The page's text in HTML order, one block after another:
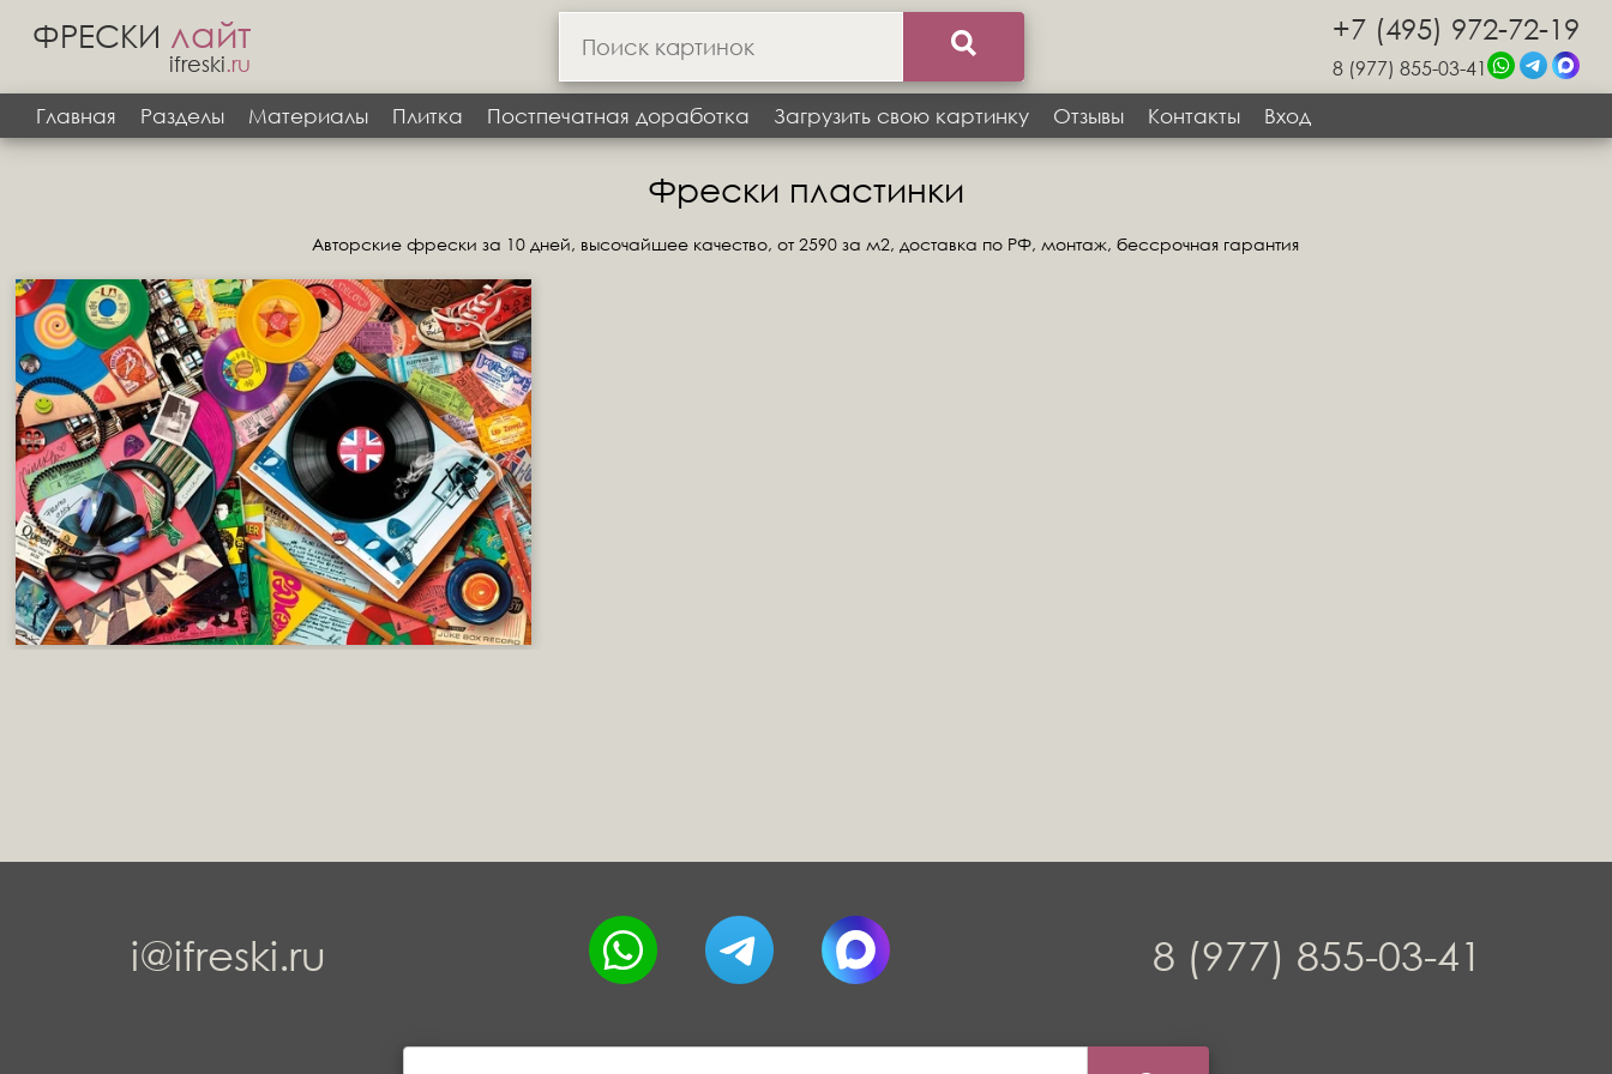
ФРЕСКИ лайт
ifreski.ru
+7 (495) 972-72-19
8 (977) 855-03-41
Главная
Разделы Материалы Плитка Постпечатная доработка Загрузить свою картинку Отзывы Контакты Вход
Фрески пластинки
Авторские фрески за 10 дней, высочайшее качество, от 2590 за м2, доставка по РФ, монтаж, бессрочная гарантия
i@ifreski.ru 8 (977) 855-03-41